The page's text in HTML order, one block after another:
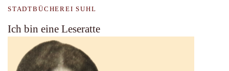
STADTBÜCHEREI SUHL
Ich bin eine Leseratte